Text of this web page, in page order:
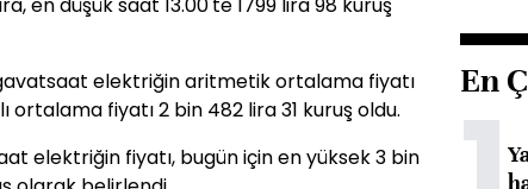
en düşük saat 13.00'te 1799 lira 98 kuruş
elektriğin aritmetik ortalama fiyatı
ortalama fiyatı 2 bin 482 lira 31 kuruş oldu.
elektriğin fiyatı, bugün için en yüksek 3 bin
En